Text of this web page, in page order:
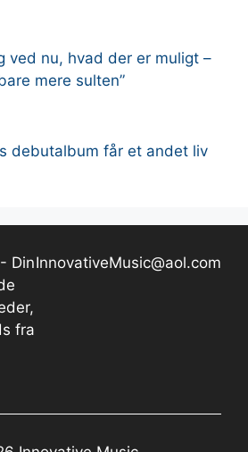
ved nu, hvad der er muligt –
mere sulten”
debutalbum får et andet liv
Din
fra
InnovativeMusic@aol.com